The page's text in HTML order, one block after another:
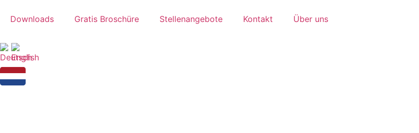
Downloads Gratis Broschüre Stellenangebote Kontakt Über uns